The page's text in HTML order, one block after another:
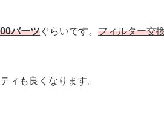
バーツぐらいです。フィルター交
ィも良くなります。